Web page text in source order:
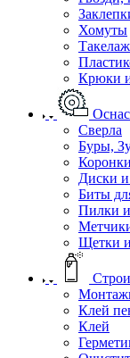
Хомуты
Такелаж
Крюки
Сверла
Буры,
Коронки
Диски
Биты
Пилки
Щетки
Клей
Клей